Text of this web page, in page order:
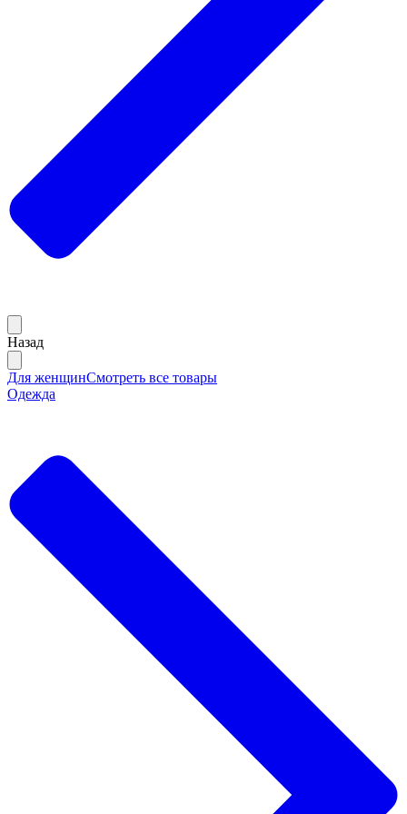
Назад
Для женщинСмотреть все товары
Одежда